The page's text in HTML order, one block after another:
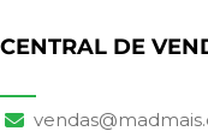
CENTRAL DE